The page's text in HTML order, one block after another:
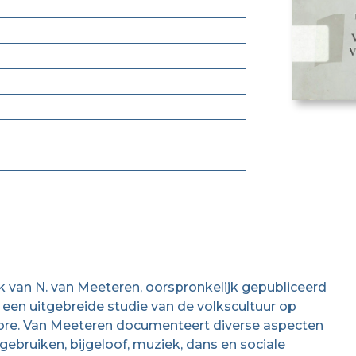
van N. van Meeteren, oorspronkelijk gepubliceerd
uitgebreide studie van de volkscultuur op
Van Meeteren documenteert diverse aspecten
bijgeloof, muziek, dans en sociale